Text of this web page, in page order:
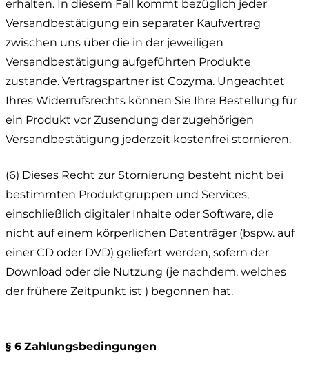
erhalten. In diesem Fall kommt bezüglich jeder
Versandbestätigung ein separater Kaufvertrag
zwischen uns über die in der jeweiligen
Versandbestätigung aufgeführten Produkte
zustande. Vertragspartner ist Cozyma. Ungeachtet
Ihres Widerrufsrechts können Sie Ihre Bestellung für
ein Produkt vor Zusendung der zugehörigen
Versandbestätigung jederzeit kostenfrei stornieren.
(6) Dieses Recht zur Stornierung besteht nicht bei
bestimmten Produktgruppen und Services,
einschließlich digitaler Inhalte oder Software, die
nicht auf einem körperlichen Datenträger (bspw. auf
einer CD oder DVD) geliefert werden, sofern der
Download oder die Nutzung (je nachdem, welches
der frühere Zeitpunkt ist ) begonnen hat.
§ 6 Zahlungsbedingungen